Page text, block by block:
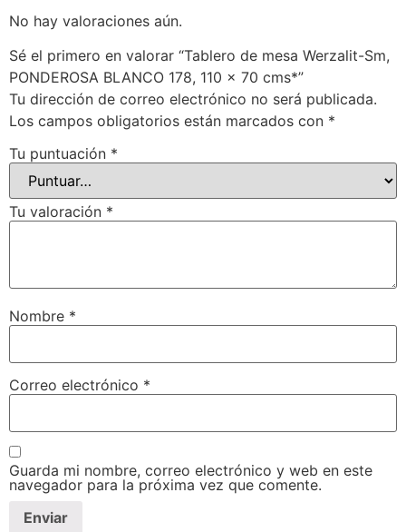
No hay valoraciones aún.
Sé el primero en valorar “Tablero de mesa Werzalit-Sm,
PONDEROSA BLANCO 178, 110 x 70 cms*”
Tu dirección de correo electrónico no será publicada.
Los campos obligatorios están marcados con *
Tu puntuación *
Tu valoración *
Nombre *
Correo electrónico *
Guarda mi nombre, correo electrónico y web en este
navegador para la próxima vez que comente.